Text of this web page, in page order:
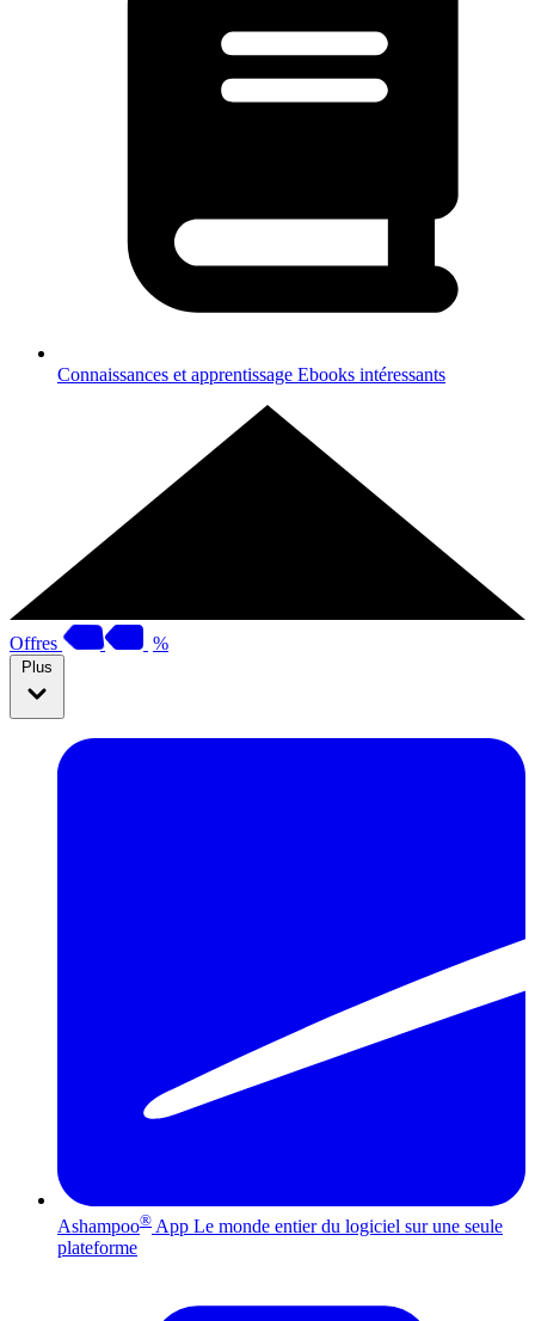
Connaissances et apprentissage Ebooks intéressants
Offres %
Plus
Ashampoo® App Le monde entier du logiciel sur une seule
plateforme